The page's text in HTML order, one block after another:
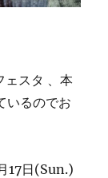
ェスタ 、本
いるのでお
17日(Sun.)